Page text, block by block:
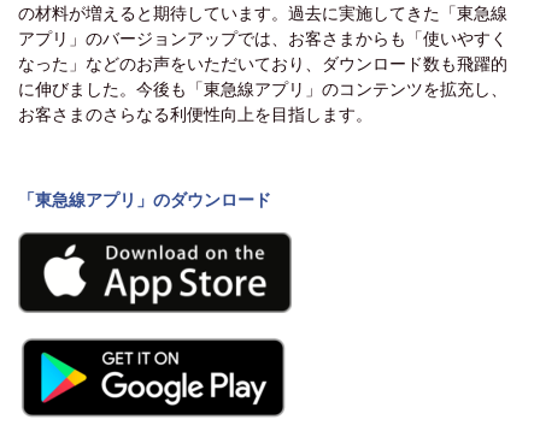
の材料が増えると期待しています。過去に実施してきた「東急線
アプリ」のバージョンアップでは、お客さまからも「使いやすく
なった」などのお声をいただいており、ダウンロード数も飛躍的
に伸びました。今後も「東急線アプリ」のコンテンツを拡充し、
お客さまのさらなる利便性向上を目指します。
「東急線アプリ」のダウンロード